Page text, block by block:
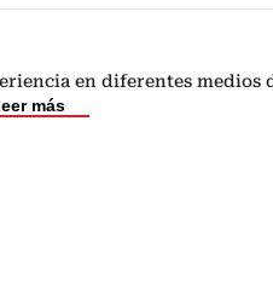
en diferentes medios
más